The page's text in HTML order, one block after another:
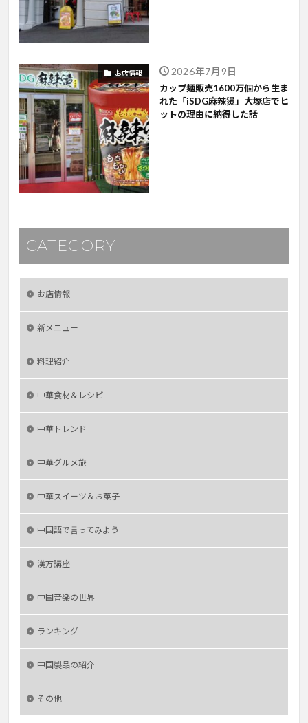
お店情報 2026年7月9日
カップ麺販売1600万個から生ま
れた「iSDG麻辣燙」大塚店でヒ
ットの理由に納得した話
CATEGORY
お店情報
新メニュー
料理紹介
中華食材＆レシピ
中華トレンド
中華グルメ旅
中華スイーツ＆お菓子
中国語で言ってみよう
漢方講座
中国音楽の世界
ランキング
中国製品の紹介
その他